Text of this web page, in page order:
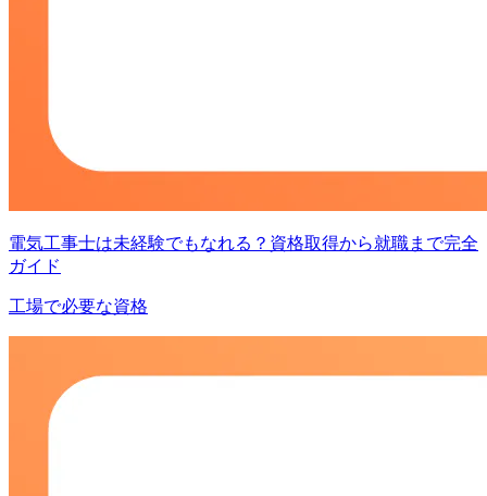
電気工事士は未経験でもなれる？資格取得から就職まで完全
ガイド
工場で必要な資格